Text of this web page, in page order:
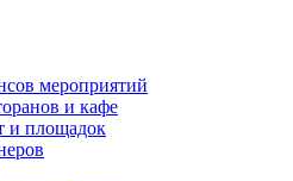
мероприятий
и кафе
и площадок